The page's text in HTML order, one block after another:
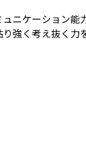
ニケーション能
強く考え抜く力